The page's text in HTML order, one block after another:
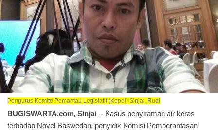
Pengurus Komite Pemantau Legislatif (Kopel) Sinjai, Rudi
BUGISWARTA.com, Sinjai -- Kasus penyiraman air keras
terhadap Novel Baswedan, penyidik Komisi Pemberantasan